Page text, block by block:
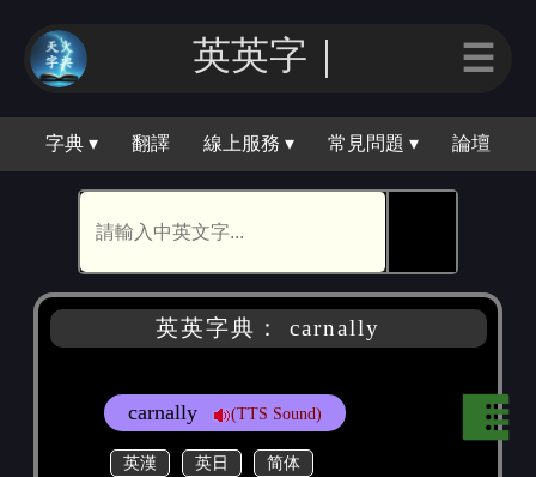
英英｜ ☰
字典 ▾ 翻譯 線上服務 ▾ 常見問題 ▾ 論壇
英英字典： carnally
carnally (TTS Sound)
英漢 英日 简体